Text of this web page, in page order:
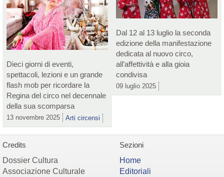
Dieci giorni di eventi,
spettacoli, lezioni e un grande
flash mob per ricordare la
Regina del circo nel decennale
della sua scomparsa
13 novembre 2025 Arti circensi
Dal 12 al 13 luglio la seconda
edizione della manifestazione
dedicata al nuovo circo,
all’affettività e alla gioia
condivisa
09 luglio 2025
Credits
Dossier Cultura
Associazione Culturale
Sezioni
Home
Editoriali